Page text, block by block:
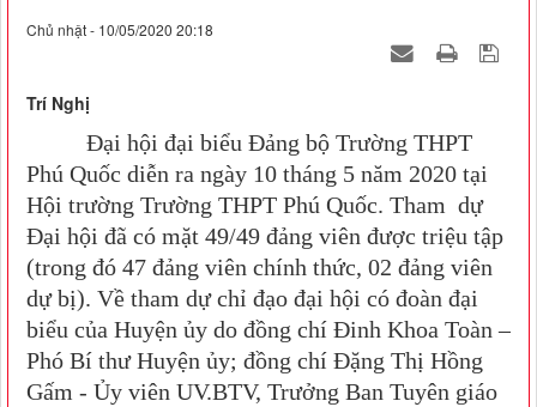
Chủ nhật - 10/05/2020 20:18
Trí Nghị
Đại hội đại biểu Đảng bộ Trường THPT
Phú Quốc diễn ra ngày 10 tháng 5 năm 2020 tại
Hội trường Trường THPT Phú Quốc. Tham dự
Đại hội đã có mặt 49/49 đảng viên được triệu tập
(trong đó 47 đảng viên chính thức, 02 đảng viên
dự bị). Về tham dự chỉ đạo đại hội có đoàn đại
biểu của Huyện ủy do đồng chí Đinh Khoa Toàn –
Phó Bí thư Huyện ủy; đồng chí Đặng Thị Hồng
Gấm - Ủy viên UV.BTV, Trưởng Ban Tuyên giáo